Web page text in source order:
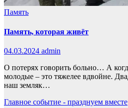
Память
Память, которая живёт
04.03.2024 admin
О потерях говорить больно… А
молодые – это тяжелее вдвойне.
наш земляк…
Главное событие - празднуем вместе